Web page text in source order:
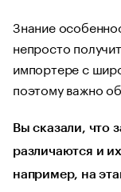
Знание
непросто
импортере с
поэтому важно
Вы сказали, что
различаются и
например, на